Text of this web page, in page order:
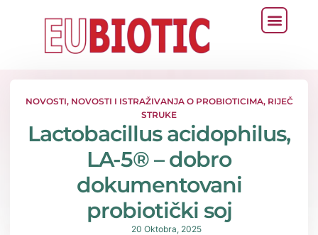
NOVOSTI, NOVOSTI I ISTRAŽIVANJA O PROBIOTICIMA, RIJEČ
STRUKE
Lactobacillus acidophilus,
LA-5® – dobro
dokumentovani
probiotički soj
20 Oktobra, 2025